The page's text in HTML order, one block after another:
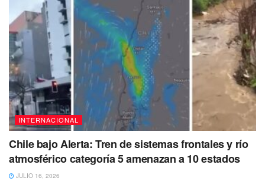
INTERNACIONAL
Chile bajo Alerta: Tren de sistemas frontales y río
atmosférico categoría 5 amenazan a 10 estados
JULIO 16, 2026